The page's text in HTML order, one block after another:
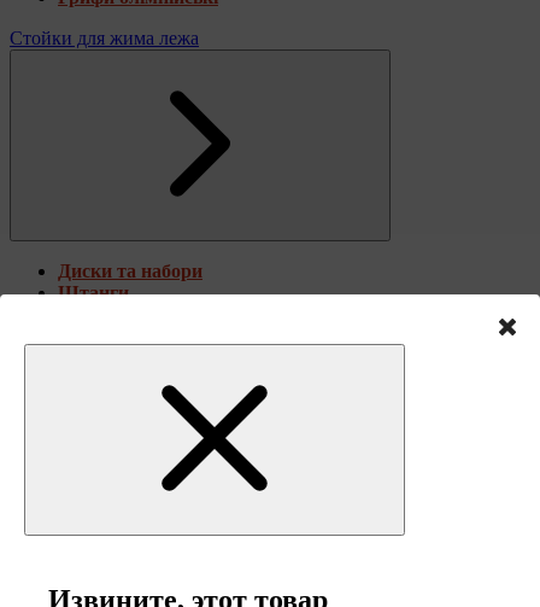
Стойки для жима лежа
Диски та набори
Штанги
Тренувальні лавки
Шведские стенки и фитнес-станции
Извините, этот товар